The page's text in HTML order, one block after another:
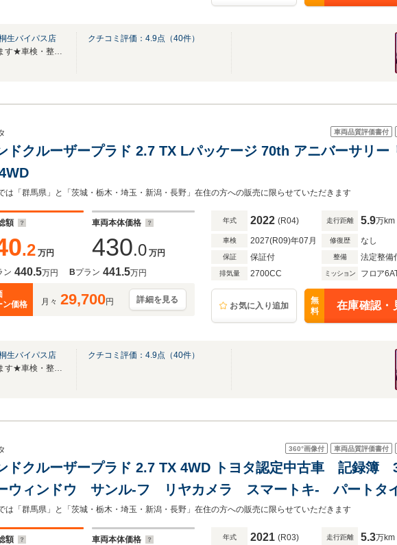
生バイパス店
★無料電話は中古車問合せ専用となります★車検・整備などはTEL/0277‐52‐1600へ
クチコミ評価： 4.9点（40件）
車両品質評価書付
ドクルーザープラド 2.7 TX Lパッケージ 70th アニバーサリー
は「群馬県」と「茨城・栃木・埼玉・新潟・長野」在住の方への販売に限らせていただきます
額
.2 万円
車両本体価格
430.0 万円
ン 440.5万円 Bプラン 441.5万円
ン価格
月々 29,700円 詳細を見る
年式 2022 (R04) 走行距離 5.9万km
車検 2027(R09)年07月 修復歴 なし
保証 保証付 整備 法定整備
排気量 2700CC ミッション フロア
お気に入り追加
無
料
在庫確認・
生バイパス店
★無料電話は中古車問合せ専用となります★車検・整備などはTEL/0277‐52‐1600へ
クチコミ評価： 4.9点（40件）
360°画像付 車両品質評価書付
ドクルーザープラド 2.7 TX 4WD トヨタ認定中古車 記録
ウィンドウ サンル-フ リヤカメラ スマートキ- パートタ
メモリナビ ブレーキサポート キーレスキー イモビライ
クルーズ ABS エアバッグ
は「群馬県」と「茨城・栃木・埼玉・新潟・長野」在住の方への販売に限らせていただきます
額 車両本体価格 年式 2021 (R03) 走行距離 5.3万km